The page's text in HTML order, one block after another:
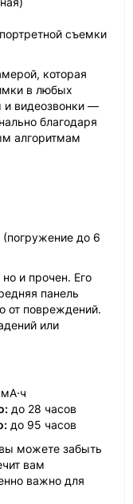
съемки
которая
в любых
и видеозвонки —
благодаря
алгоритмам
(погружение до 6
и прочен. Его
панель
от повреждений.
или
до 28 часов
до 95 часов
можете забыть
вам
важно для